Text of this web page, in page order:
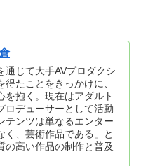
通じて大手AVプロダクシ
得たことをきっかけに、
を抱く。現在はアダルト
ロデューサーとして活動
テンツは単なるエンター
く、芸術作品である」と
の高い作品の制作と普及